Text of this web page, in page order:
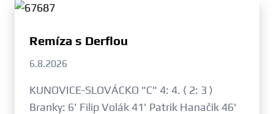
Remíza s Derflou
6.8.2026
KUNOVICE-SLOVÁCKO "C" 4: 4. ( 2: 3 )
Branky: 6' Filip Volák 41' Patrik Hanačik 46'